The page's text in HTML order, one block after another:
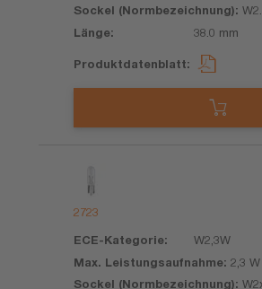
38.0 mm
2723
W2,3W
2,3 W